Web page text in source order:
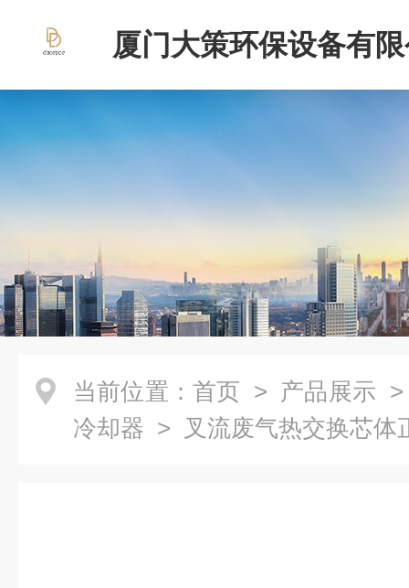
厦门大策环保设备有
当前位置： 首页 > 产品展示
冷却器 > 叉流废气热交换芯体